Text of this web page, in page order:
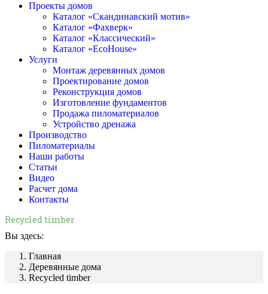
Проекты домов
Каталог «Скандинавский мотив»
Каталог «Фахверк»
Каталог «Классический»
Каталог «EcoHouse»
Услуги
Монтаж деревянных домов
Проектирование домов
Реконструкция домов
Изготовление фундаментов
Продажа пиломатериалов
Устройство дренажа
Производство
Пиломатериалы
Наши работы
Статьи
Видео
Расчет дома
Контакты
Recycled timber
Вы здесь:
Главная
Деревянные дома
Recycled timber